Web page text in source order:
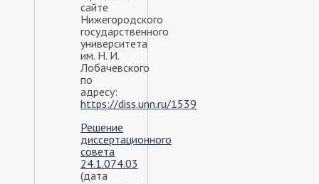
сайте
Нижегородского
государственного
университета
им. Н. И.
Лобачевского
по
адресу:
https://diss.unn.ru/1539
Решение
диссертационного
совета
24.1.074.03
(дата